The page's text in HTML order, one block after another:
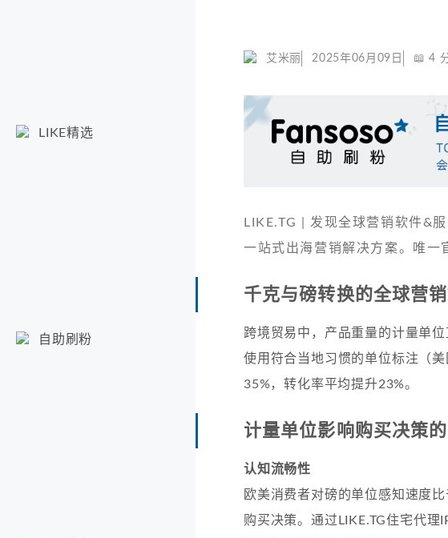
LIKE精选
自助刷粉
艾米丽 2025年06月09日 📖4
LIKE.TG | 发现全球营销软件&
一站式出海营销解决方案。唯一
千克与磅转换的全球营
跨境贸易中，产品重量的计量单
使用符合当地习惯的单位标注（
35%，转化率平均提升23%。
计量单位影响购买决策
认知流畅性
欧美消费者对磅的单位感知速度
购买决策。通过LIKE.TG住宅代